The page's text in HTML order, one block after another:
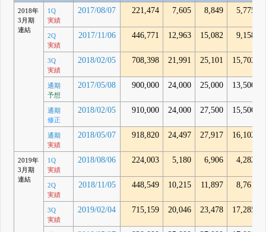
2018年
3月期
連結
1Q
実績
2017/08/07 221,474 7,605 8,849 5,775
2Q
実績
2017/11/06 446,771 12,963 15,082 9,158
3Q
実績
2018/02/05 708,398 21,991 25,101 15,702
通期
予想
2017/05/08 900,000 24,000 25,000 13,500
通期
修正
2018/02/05 910,000 24,000 27,500 15,500
通期
実績
2018/05/07 918,820 24,497 27,917 16,102
2019年
3月期
連結
1Q
実績
2018/08/06 224,003 5,180 6,906 4,282
2Q
実績
2018/11/05 448,549 10,215 11,897 8,761
3Q
実績
2019/02/04 715,159 20,046 23,478 17,285